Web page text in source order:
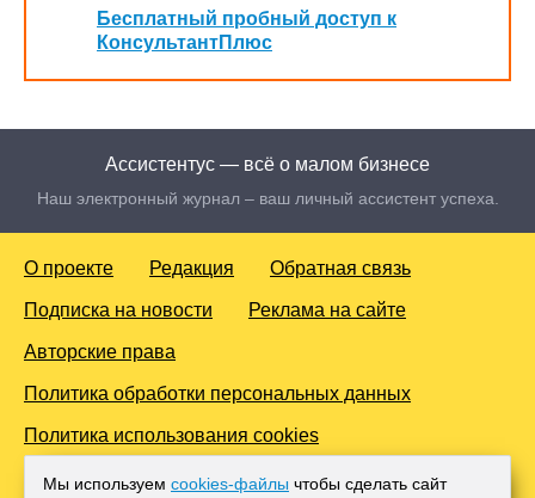
Бесплатный пробный доступ к
КонсультантПлюс
Ассистентус — всё о малом бизнесе
Наш электронный журнал – ваш личный ассистент успеха.
О проекте Редакция Обратная связь
Подписка на новости Реклама на сайте
Авторские права
Политика обработки персональных данных
Политика использования cookies
© 2016-2026 Все права защищены. Для лиц старше 18 лет.
Мы используем cookies-файлы чтобы сделать сайт